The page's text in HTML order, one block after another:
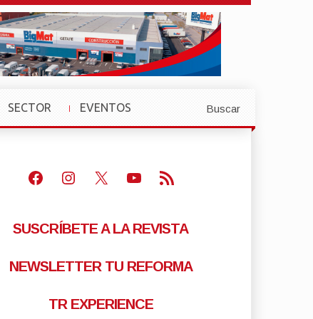
SECTOR
»
EVENTOS
»
Buscar
Facebook
Instagram
X Youtube
Feed RSS
SUSCRÍBETE A LA REVISTA
NEWSLETTER TU REFORMA
TR EXPERIENCE